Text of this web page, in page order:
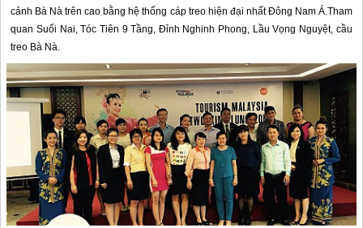
cảnh Bà Nà trên cao bằng hệ thống cáp treo hiện đại nhất Đông Nam Á.Tham
quan Suối Nai, Tóc Tiên 9 Tầng, Đỉnh Nghinh Phong, Lầu Vọng Nguyệt, cầu
treo Bà Nà.